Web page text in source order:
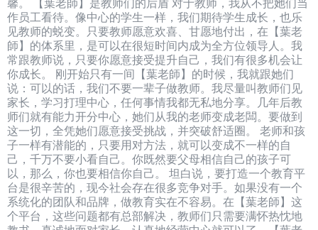
馨。 【葉老師】是教师们的后盾 对于教师，我从不把她们当
作员工看待。像中心的学生一样，我们期待学生成长，也乐
见教师的蜕变。只要教师愿意欢喜、甘愿地付出，在【葉老
師】的体系里，是可以在很短时间内成为全方位领导人。我
常跟教师说，只要你愿意接受提升自己，我们有很多机会让
你成长。 刚开始只有一间【葉老師】的时候，我就跟她们
说：可以的话，我们不要一辈子做教师。我尽量叫教师们见
家长，学习打理中心，任何事情我都无私地分享。几年后教
师们就有能力开分中心，她们从我的老师变成老闆。要做到
这一切，全凭她们愿意接受挑战，并突破舒适圈。 老师和孩
子一样有潜能的，只要用对方法，就可以变成不一样的自
己，千万不要小看自己。你既然要父母相信自己的孩子可
以，那么，你也要相信你自己。 坦白说，要打造一个教育平
台是很辛苦的，现今社会存在很多竞争对手。如果没有一个
系统化的团队和品牌，做教育实在不容易。在【葉老師】这
个平台，这些问题都有总部解决，教师们只需要满怀热忱地